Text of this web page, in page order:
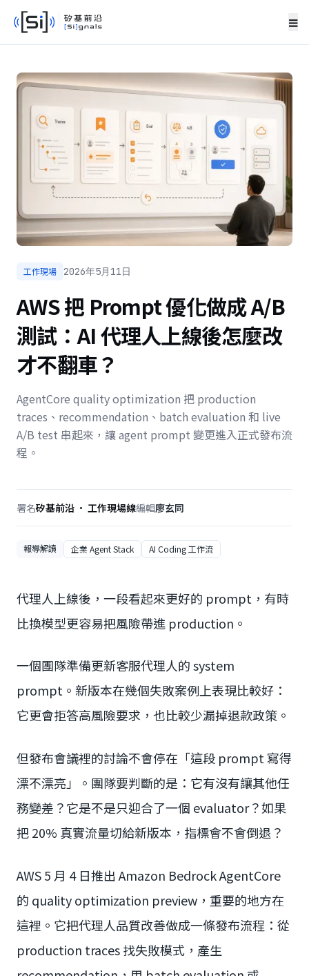
≡
工作現場 2026年5月11日
AWS 把 Prompt 優化做成 A/B
測試：AI 代理人上線後怎麼改
才不翻車？
AgentCore quality optimization 把 production
traces、recommendation、batch evaluation 和 live
A/B test 串起來，讓 agent prompt 變更進入正式發布流
程。
署名矽基前沿 · 工作現場線編輯廖玄同
報導解讀 企業 Agent Stack AI Coding 工作流
代理人上線後，一段看起來更好的 prompt，有時
比換模型更容易把風險帶進 production。
一個團隊準備更新客服代理人的 system
prompt。新版本在幾個失敗案例上表現比較好：
它更會拒答高風險要求，也比較少漏掉退款政策。
但發布會議裡的討論不會停在「這段 prompt 寫得
漂不漂亮」。團隊要判斷的是：它有沒有讓其他任
務變差？它是不是只迎合了一個 evaluator？如果
把 20% 真實流量切給新版本，指標會不會倒退？
AWS 5 月 4 日推出 Amazon Bedrock AgentCore
的 quality optimization preview，重要的地方在
這裡。它把代理人品質改善做成一條發布流程：從
production traces 找失敗模式，產生